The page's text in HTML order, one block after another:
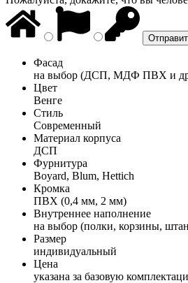
Фасад
на выбор (ДСП, МДФ ПВХ и
Цвет
Венге
Стиль
Современный
Материал корпуса
ДСП
Фурнитура
Boyard, Blum, Hettich
Кромка
ПВХ (0,4 мм, 2 мм)
Внутреннее наполнение
на выбор (полки, корзины,
Размер
индивидуальный
Цена
указана за базовую